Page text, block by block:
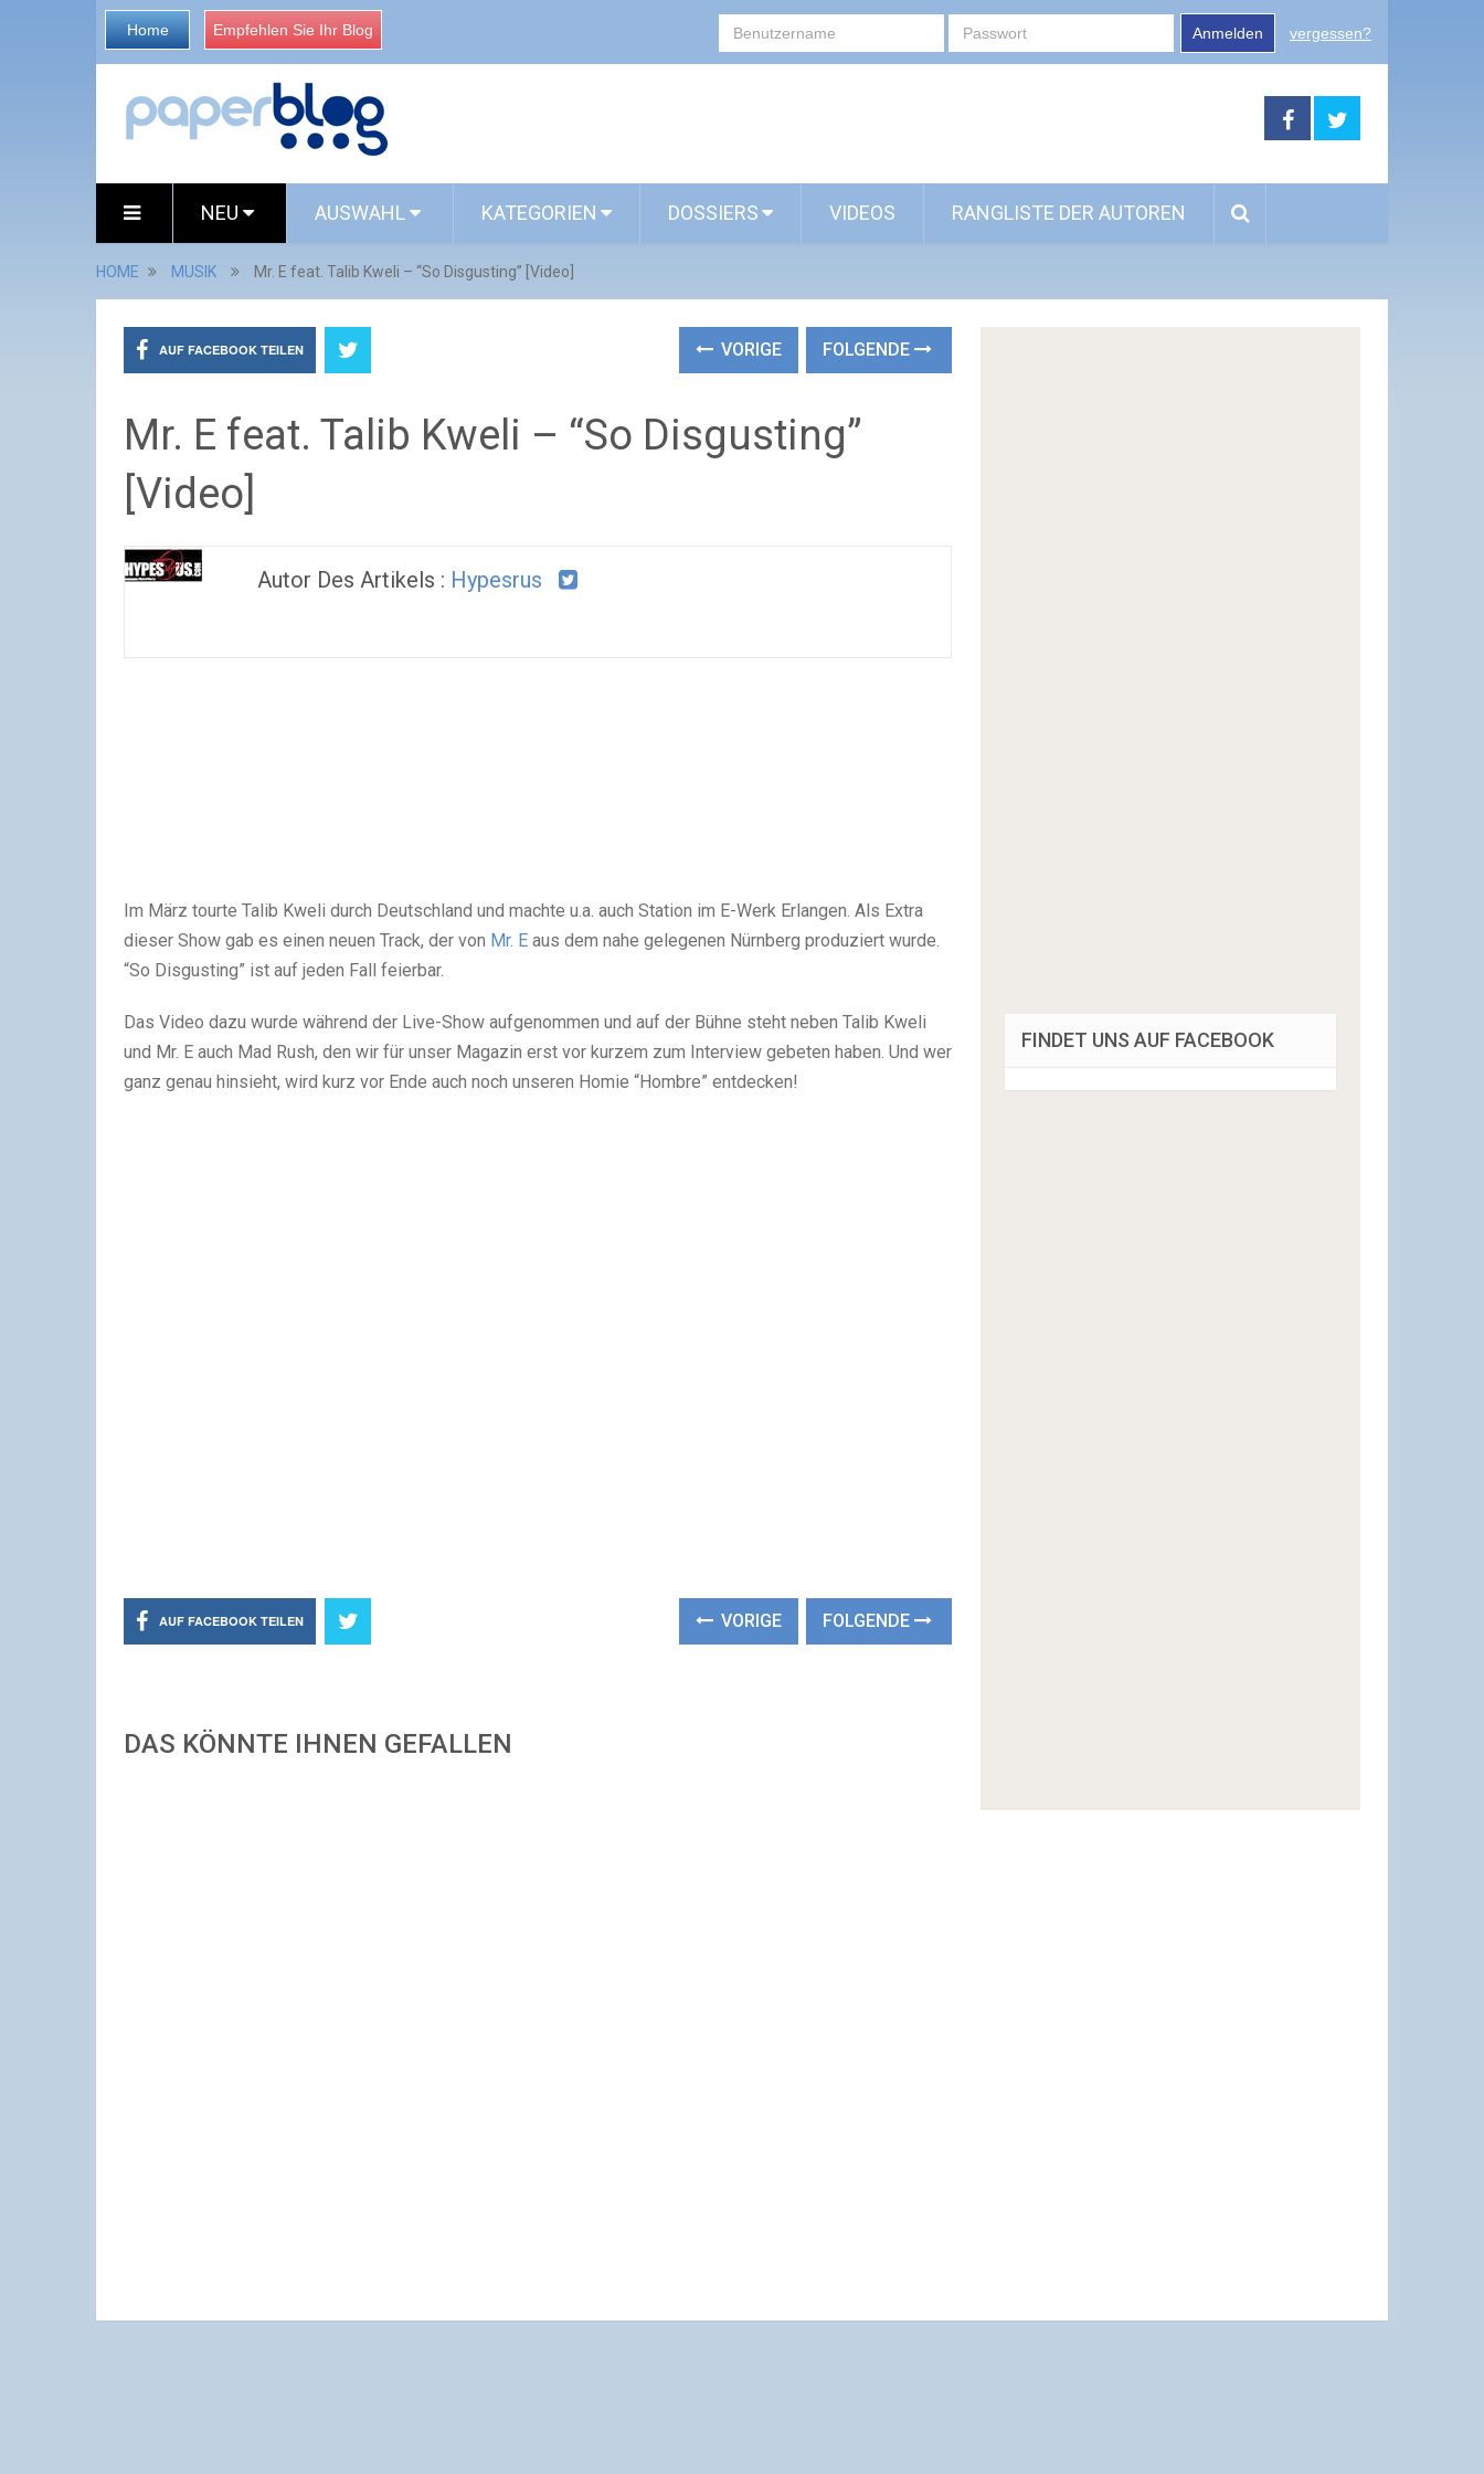
Home Empfehlen Sie Ihr Blog Anmelden vergessen?
NEU AUSWAHL KATEGORIEN DOSSIERS VIDEOS RANGLISTE DER AUTOREN
HOME MUSIK Mr. E feat. Talib Kweli – “So Disgusting” [Video]
AUF FACEBOOK TEILEN VORIGE FOLGENDE
Mr. E feat. Talib Kweli – “So Disgusting”
[Video]
Autor Des Artikels : Hypesrus
Im März tourte Talib Kweli durch Deutschland und machte u.a. auch Station im E-Werk Erlangen. Als Extra
dieser Show gab es einen neuen Track, der von Mr. E aus dem nahe gelegenen Nürnberg produziert wurde.
“So Disgusting” ist auf jeden Fall feierbar.
Das Video dazu wurde während der Live-Show aufgenommen und auf der Bühne steht neben Talib Kweli
und Mr. E auch Mad Rush, den wir für unser Magazin erst vor kurzem zum Interview gebeten haben. Und wer
ganz genau hinsieht, wird kurz vor Ende auch noch unseren Homie “Hombre” entdecken!
AUF FACEBOOK TEILEN VORIGE FOLGENDE
DAS KÖNNTE IHNEN GEFALLEN
FINDET UNS AUF FACEBOOK